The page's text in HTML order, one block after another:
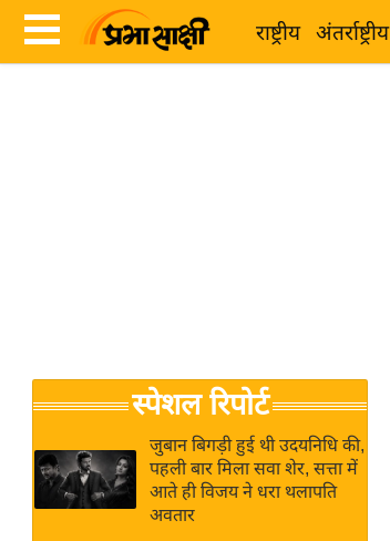
राष्ट्रीय अंतर्राष्ट्रीय
Breaking
News in
Hindi
Hindi
जगत
राय
बजट
स्पेशल रिपोर्ट
जुबान बिगड़ी हुई थी उदयनिधि की,
पहली बार मिला सवा शेर, सत्ता में
आते ही विजय ने धरा थलापति
अवतार